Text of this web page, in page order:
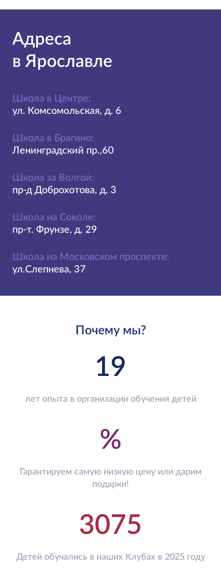
Адреса
в Ярославле
Школа в Центре:
ул. Комсомольская, д. 6
Школа в Брагино:
Ленинградский пр.,60
Школа за Волгой:
пр-д Доброхотова, д. 3
Школа на Соколе:
пр-т. Фрунзе, д. 29
Школа на Московском проспекте:
ул.Слепнева, 37
Почему мы?
19
лет опыта в организации обучения детей
%
Гарантируем самую низкую цену или дарим
подарки!
3075
Детей обучались в наших Клубах в 2025 году